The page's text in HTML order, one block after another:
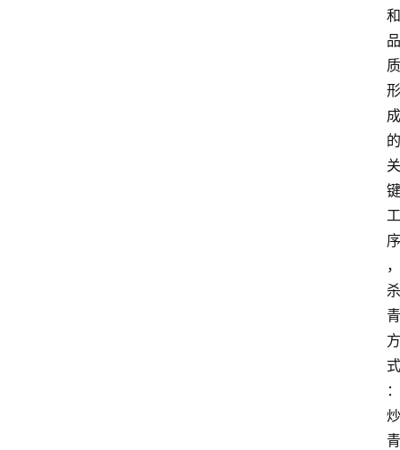
和
品
质
形
成
的
关
键
工
序
，
杀
青
方
式
：
炒
青